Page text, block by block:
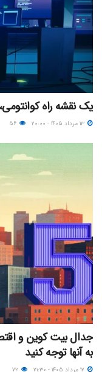
یک نقشه راه
به آنها توجه کنید